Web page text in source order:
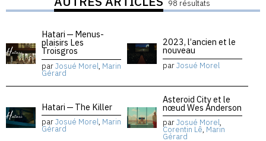
98 résultats
Hatari — Menus-
plaisirs Les
Troisgros
parJosué Morel, Marin
Gérard
2023, l’ancien et le
nouveau
parJosué Morel
Hatari — The Killer
parJosué Morel, Marin
Gérard
Asteroid City et le
nœud Wes Anderson
parJosué Morel,
Corentin Lê, Marin
Gérard